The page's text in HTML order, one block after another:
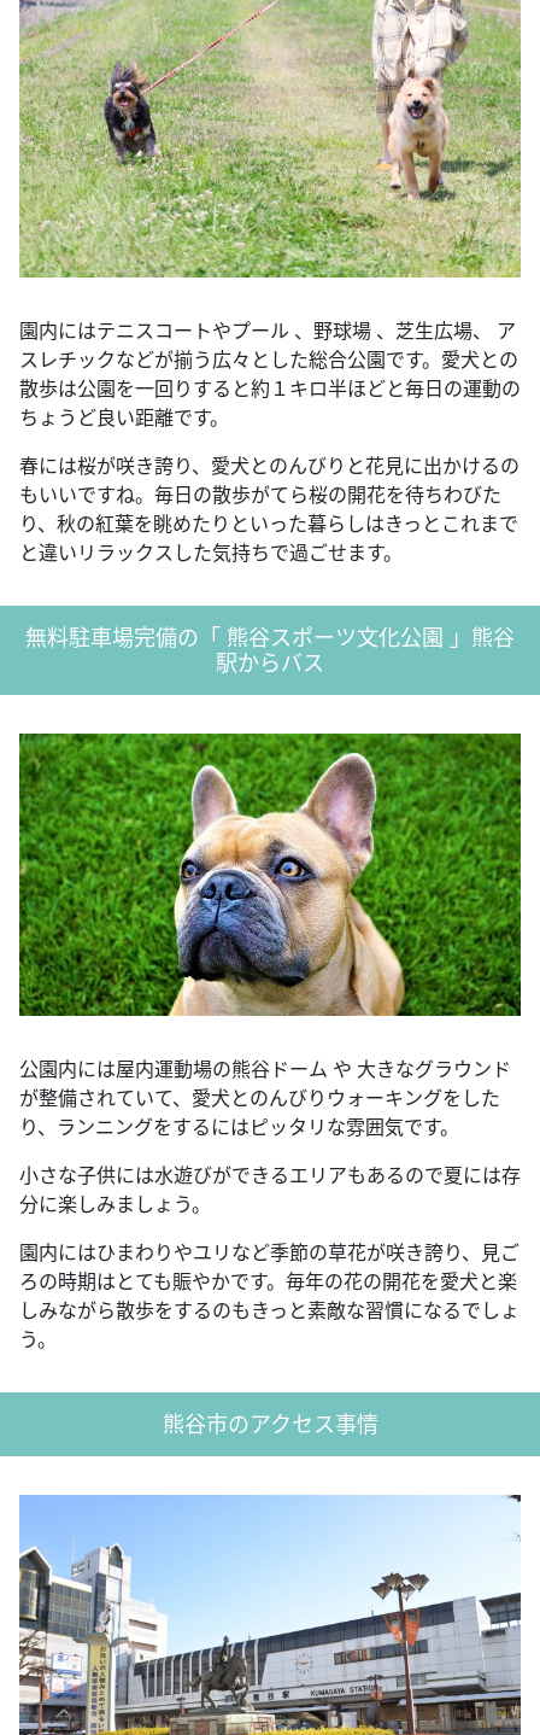
園内にはテニスコートやプール 、野球場 、芝生広場、 ア
スレチックなどが揃う広々とした総合公園です。愛犬との
散歩は公園を一回りすると約１キロ半ほどと毎日の運動の
ちょうど良い距離です。
春には桜が咲き誇り、愛犬とのんびりと花見に出かけるの
もいいですね。毎日の散歩がてら桜の開花を待ちわびた
り、秋の紅葉を眺めたりといった暮らしはきっとこれまで
と違いリラックスした気持ちで過ごせます。
無料駐車場完備の「 熊谷スポーツ文化公園 」熊谷
駅からバス
公園内には屋内運動場の熊谷ドーム や 大きなグラウンド
が整備されていて、愛犬とのんびりウォーキングをした
り、ランニングをするにはピッタリな雰囲気です。
小さな子供には水遊びができるエリアもあるので夏には存
分に楽しみましょう。
園内にはひまわりやユリなど季節の草花が咲き誇り、見ご
ろの時期はとても賑やかです。毎年の花の開花を愛犬と楽
しみながら散歩をするのもきっと素敵な習慣になるでしょ
う。
熊谷市のアクセス事情